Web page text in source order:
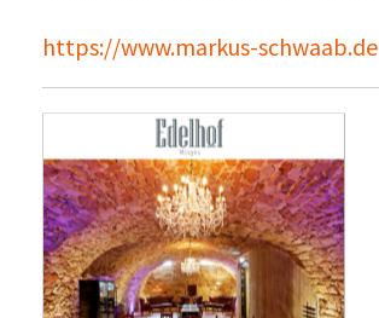
https://www.markus-schwaab.de